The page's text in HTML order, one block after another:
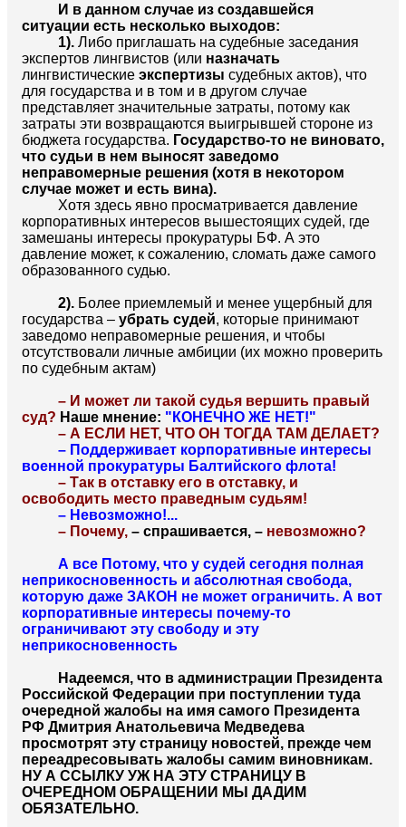
И в данном случае из создавшейся
ситуации есть несколько выходов:
1). Либо приглашать на судебные заседания
экспертов лингвистов (или назначать
лингвистические экспертизы судебных актов), что
для государства и в том и в другом случае
представляет значительные затраты, потому как
затраты эти возвращаются выигрывшей стороне из
бюджета государства. Государство-то не виновато,
что судьи в нем выносят заведомо
неправомерные решения (хотя в некотором
случае может и есть вина).
Хотя здесь явно просматривается давление
корпоративных интересов вышестоящих судей, где
замешаны интересы прокуратуры БФ. А это
давление может, к сожалению, сломать даже самого
образованного судью.
2). Более приемлемый и менее ущербный для
государства – убрать судей, которые принимают
заведомо неправомерные решения, и чтобы
отсутствовали личные амбиции (их можно проверить
по судебным актам)
– И может ли такой судья вершить правый
суд? Наше мнение: "КОНЕЧНО ЖЕ НЕТ!"
– А ЕСЛИ НЕТ, ЧТО ОН ТОГДА ТАМ ДЕЛАЕТ?
– Поддерживает корпоративные интересы
военной прокуратуры Балтийского флота!
– Так в отставку его в отставку, и
освободить место праведным судьям!
– Невозможно!...
– Почему, – спрашивается, – невозможно?
А все Потому, что у судей сегодня полная
неприкосновенность и абсолютная свобода,
которую даже ЗАКОН не может ограничить. А вот
корпоративные интересы почему-то
ограничивают эту свободу и эту
неприкосновенность
Надеемся, что в администрации Президента
Российской Федерации при поступлении туда
очередной жалобы на имя самого Президента
РФ Дмитрия Анатольевича Медведева
просмотрят эту страницу новостей, прежде чем
переадресовывать жалобы самим виновникам.
НУ А ССЫЛКУ УЖ НА ЭТУ СТРАНИЦУ В
ОЧЕРЕДНОМ ОБРАЩЕНИИ МЫ ДАДИМ
ОБЯЗАТЕЛЬНО.